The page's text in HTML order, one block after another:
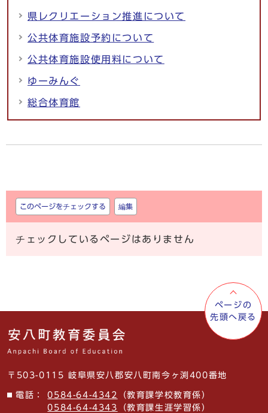
県レクリエーション推進について
公共体育施設予約について
公共体育施設使用料について
ゆーみんぐ
総合体育館
しおり
このページをチェックする 編集
チェックしているページはありません
ページの
先頭へ戻る
〒503-0115 岐阜県安八郡安八町南今ヶ渕400番地
電話： 0584-64-4342
（教育課学校教育係）
0584-64-4343
（教育課生涯学習係）